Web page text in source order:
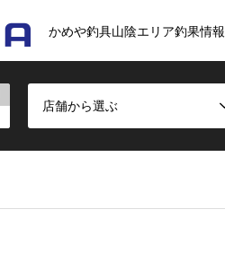
かめや釣具山陰エリア釣果情報
店舗から選ぶ